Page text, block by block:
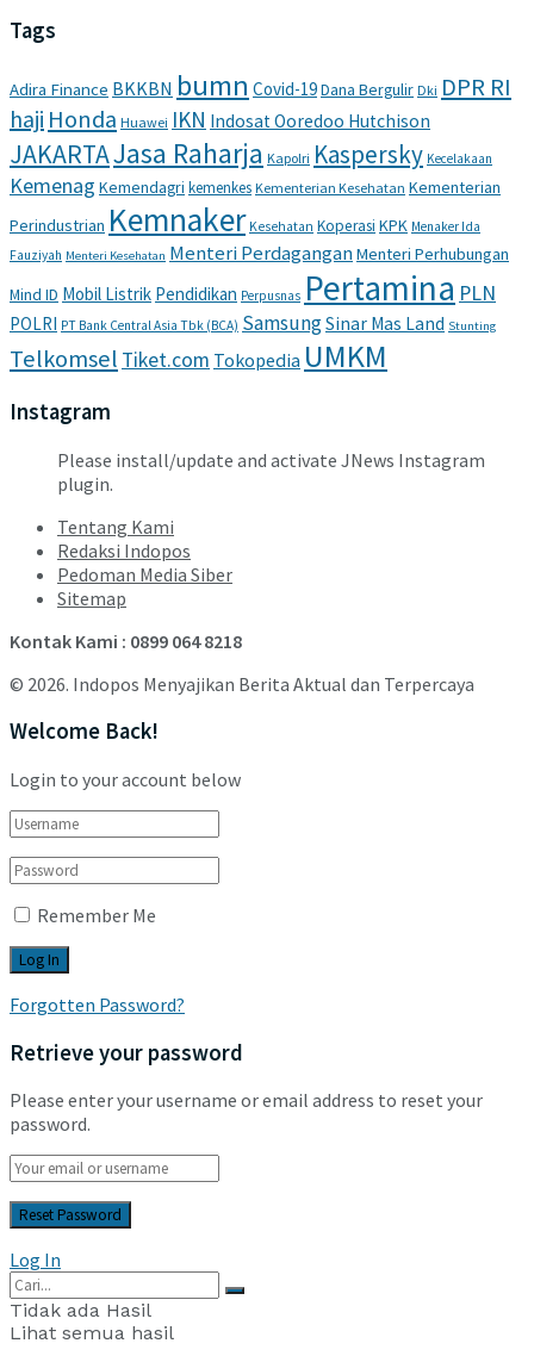
Tags
Adira Finance BKKBN bumn Covid-19Dana Bergulir Dki DPR RI
haji Honda Huawei IKN Indosat Ooredoo Hutchison
JAKARTAJasa Raharja Kapolri Kaspersky Kecelakaan
Kemenag Kemendagri kemenkes Kementerian Kesehatan Kementerian
Perindustrian Kemnaker Kesehatan Koperasi KPK Menaker Ida
Fauziyah Menteri Kesehatan Menteri PerdaganganMenteri Perhubungan
Mind ID Mobil Listrik Pendidikan Perpusnas Pertamina PLN
POLRI PT Bank Central Asia Tbk (BCA) SamsungSinar Mas Land Stunting
Telkomsel Tiket.com Tokopedia UMKM
Instagram
Please install/update and activate JNews Instagram
plugin.
Tentang Kami
Redaksi Indopos
Pedoman Media Siber
Sitemap
Kontak Kami : 0899 064 8218
© 2026. Indopos Menyajikan Berita Aktual dan Terpercaya
Welcome Back!
Login to your account below
Remember Me
Forgotten Password?
Retrieve your password
Please enter your username or email address to reset your
password.
Log In
Tidak ada Hasil
Lihat semua hasil